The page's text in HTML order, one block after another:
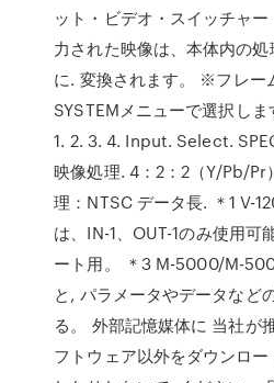
ット・ビデオ・スイッチャ
力された映像は、本体内の
に. 変換されます。 ※フレー
SYSTEMメニューで選択し
1. 2. 3. 4. Input. Select.
映像処理. 4：2：2（Y/Pb/Pr
理：NTSC データ長. ＊1 V-
は、IN-1、OUT-1のみ使用可
ート用。 ＊3 M-5000/M-
と, パラメータやデータなど
る。 外部記憶媒体に 当社が
フトウェア以外をダウンロ